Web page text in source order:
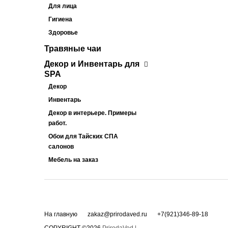
Для лица
Гигиена
Здоровье
Травяные чаи
Декор и Инвентарь для
SPA
Декор
Инвентарь
Декор в интерьере. Примеры
работ.
Обои для Тайских СПА
салонов
Мебель на заказ
На главную zakaz@prirodaved.ru
+7(921)346-89-18